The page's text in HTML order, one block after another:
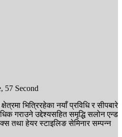
57 Second
भित्रिरहेका नयाँ प्रविधि र सीपबारे
गराउने उद्देश्यसहित समृद्धि सलोन एन्ड
तथा हेयर स्टाइलिङ सेमिनार सम्पन्न